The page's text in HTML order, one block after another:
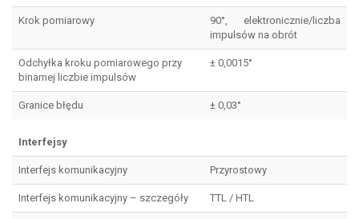
Krok pomiarowy
90°, elektronicznie/liczba
impulsów na obrót
Odchyłka kroku pomiarowego przy
binarnej liczbie impulsów
± 0,0015°
Granice błędu ± 0,03°
Interfejsy
Interfejs komunikacyjny Przyrostowy
Interfejs komunikacyjny – szczegóły TTL / HTL